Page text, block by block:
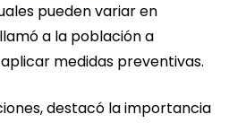
pueden variar en
a la población a
medidas preventivas.
destacó la importancia